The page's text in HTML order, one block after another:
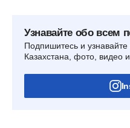
Узнавайте обо всем
Подпишитесь и узнавайте
Казахстана, фото, видео